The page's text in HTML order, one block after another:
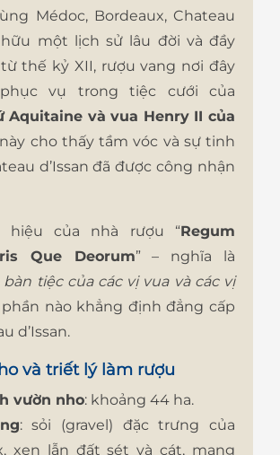
Médoc, Bordeaux, Chateau
hữu một lịch sử lâu đời và đầy
thế kỷ XII, rượu vang nơi đây
vụ trong tiệc cưới của
Aquitaine và vua Henry II của
cho thấy tầm vóc và sự tinh
d’Issan đã được công nhận
hiệu của nhà rượu “Regum
Que Deorum” – nghĩa là
bàn tiệc của các vị vua và các vị
nào khẳng định đẳng cấp
d’Issan.
và triết lý làm rượu
vườn nho: khoảng 44 ha.
: sỏi (gravel) đặc trưng của
xen lẫn đất sét và cát, mang